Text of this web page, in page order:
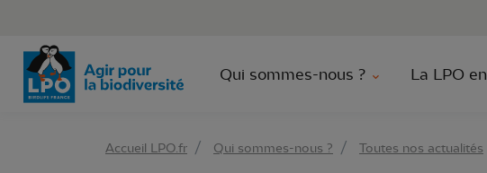
Qui sommes-nous ? La LPO
Accueil LPO.fr Qui sommes-nous ? Toutes nos actualités